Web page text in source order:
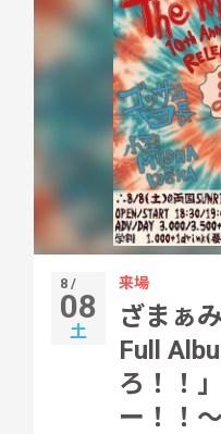
8 /
08
土
来場
ざまぁ
Full
ろ！！
ー！！～